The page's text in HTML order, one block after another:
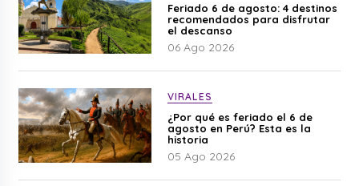
Feriado 6 de agosto: 4 destinos
recomendados para disfrutar
el descanso
06 Ago 2026
VIRALES
¿Por qué es feriado el 6 de
agosto en Perú? Esta es la
historia
05 Ago 2026